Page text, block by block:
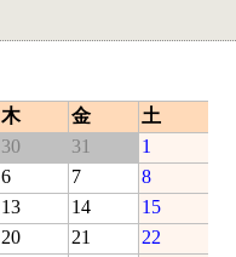
木 金
土
30 31
1
6 7
8
13 14
15
20 21 22